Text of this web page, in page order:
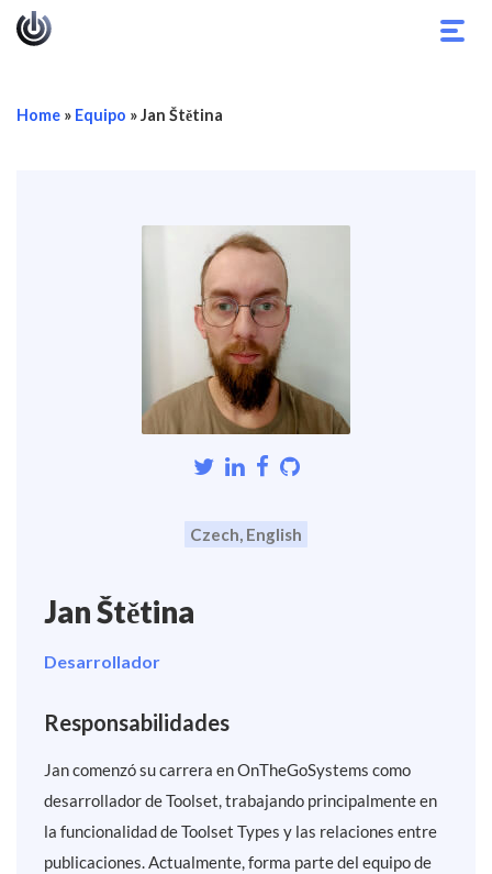
Home » Equipo »Jan Štětina
Czech, English
Jan Štětina
Desarrollador
Responsabilidades
Jan comenzó su carrera en OnTheGoSystems como
desarrollador de Toolset, trabajando principalmente en
la funcionalidad de Toolset Types y las relaciones entre
publicaciones. Actualmente, forma parte del equipo de